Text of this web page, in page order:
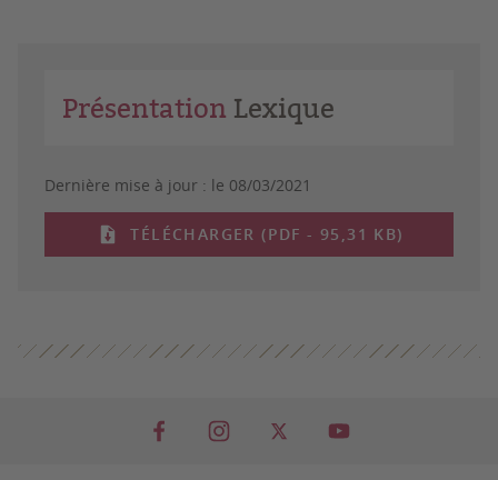
Présentation Lexique
Dernière mise à jour : le 08/03/2021
TÉLÉCHARGER (PDF - 95,31 KB)